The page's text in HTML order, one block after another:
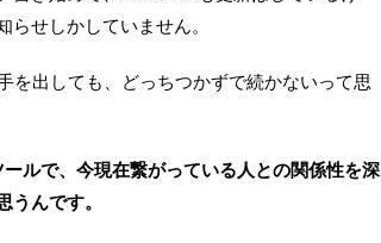
らせしかしていません。
を出しても、どっちつかずで続かないって思
ルで、今現在繋がっている人との関係性を深
うんです。